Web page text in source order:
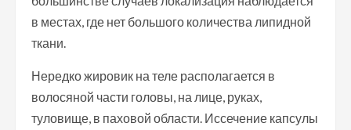
в местах, где нет большого количества липидной
ткани.
Нередко жировик на теле располагается в
волосяной части головы, на лице, руках,
туловище, в паховой области. Иссечение капсулы